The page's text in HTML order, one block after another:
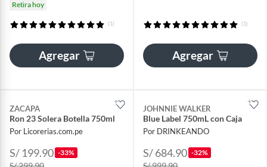
Retira hoy
(1)
Agregar
(1)
Agregar
ZACAPA
Ron 23 Solera Botella 750ml
Por Licorerias.com.pe
S/ 199.90 -33%
JOHNNIE WALKER
Blue Label 750mL con Caja
Por DRINKEANDO
S/ 684.90 -32%